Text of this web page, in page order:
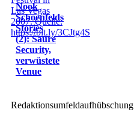
Nook
Schoenfelds
Stories
(2): Saure
Security,
verwüstete
Venue
Redaktionsumfeldaufhübschung